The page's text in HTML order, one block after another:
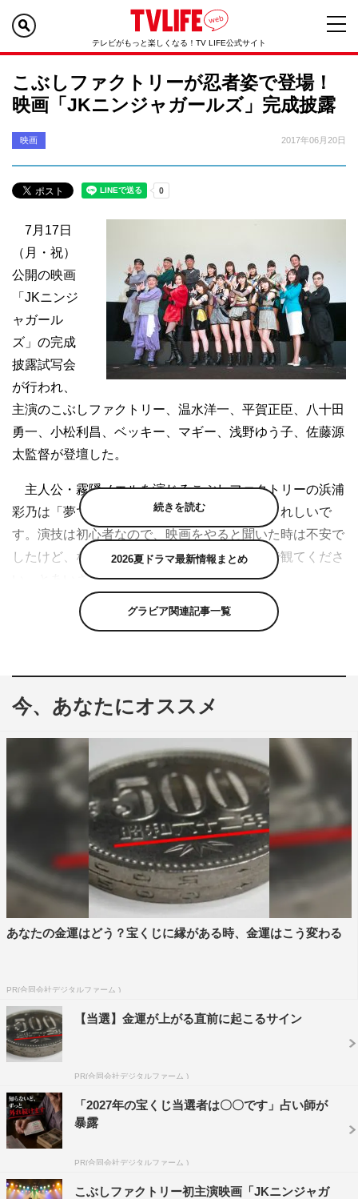
テレビがもっと楽しくなる！TV LIFE公式サイト
こぶしファクトリーが忍者姿で登場！
映画「JKニンジャガールズ」完成披露
映画 2017年06月20日
7月17日
（月・祝）
公開の映画
「JKニンジ
ャガール
ズ」の完成
披露試写会
が行われ、
主演のこぶしファクトリー、温水洋一、平賀正臣、八十田
勇一、小松利昌、ベッキー、マギー、浅野ゆう子、佐藤源
太監督が登壇した。
主人公・霧隠ノエルを演じるこぶしファクトリーの浜浦
彩乃は「夢でもあった映画デビューができてうれしいで
す。演技は初心者なので、映画をやると聞いた時は不安で
したけど、なんとかやりきったので、最後まで観てくださ
い」とあいさつ。
温水洋一演じる猿飛佐助に憑依されるJK大野ノゾミを
思います」と。この夏にこぶしファクトリーの卒業を発表
している藤井梨央は、「忍者ということで、殺陣を使った
はネイルがついていて。それがJKらしいし、殺陣がカッ
コいいので、そこを注目していただきたいと思います」と
語った。
忍者オヤジーズのサリー教官を演じたベッキーは「普
段、歌番組でご一緒する、こぶしファクトリーの皆さんと
お芝居ができたのをうれしく思います」と笑顔。本作が復
帰後初出演の映画ということで、「お話をいただいた時は
うれしくて。ありがたくて。これは気合を入れないと思っ
ていました。私だけでなく、スタッフみんなで心を込めて
で、佐助役の温水も「ベッキーさんのスパルタの鬼教官が
とてもすてきで。僕がサリー教官から見下ろされるところ
があるんですが、そのときにゾクッときました」と。同じ
ちゃくちゃかわいいです。抑揚が2個くらい多くて。そこ
も注目です」と見どころを語った。
ニンジャ組織の大ボス“ユリちゃん”を演じる浅野ゆう子
は「こぶしファクトリーの皆さんのお母さんの年齢を聞い
続きを読む
2026夏ドラマ最新情報まとめ
グラビア関連記事一覧
今、あなたにオススメ
あなたの金運はどう？宝くじに縁がある時、金運はこう変わる
PR(合同会社デジタルファーム )
【当選】金運が上がる直前に起こるサイン
PR(合同会社デジタルファーム )
「2027年の宝くじ当選者は〇〇です」占い師が
暴露
PR(合同会社デジタルファーム )
こぶしファクトリー初主演映画「JKニンジャガ